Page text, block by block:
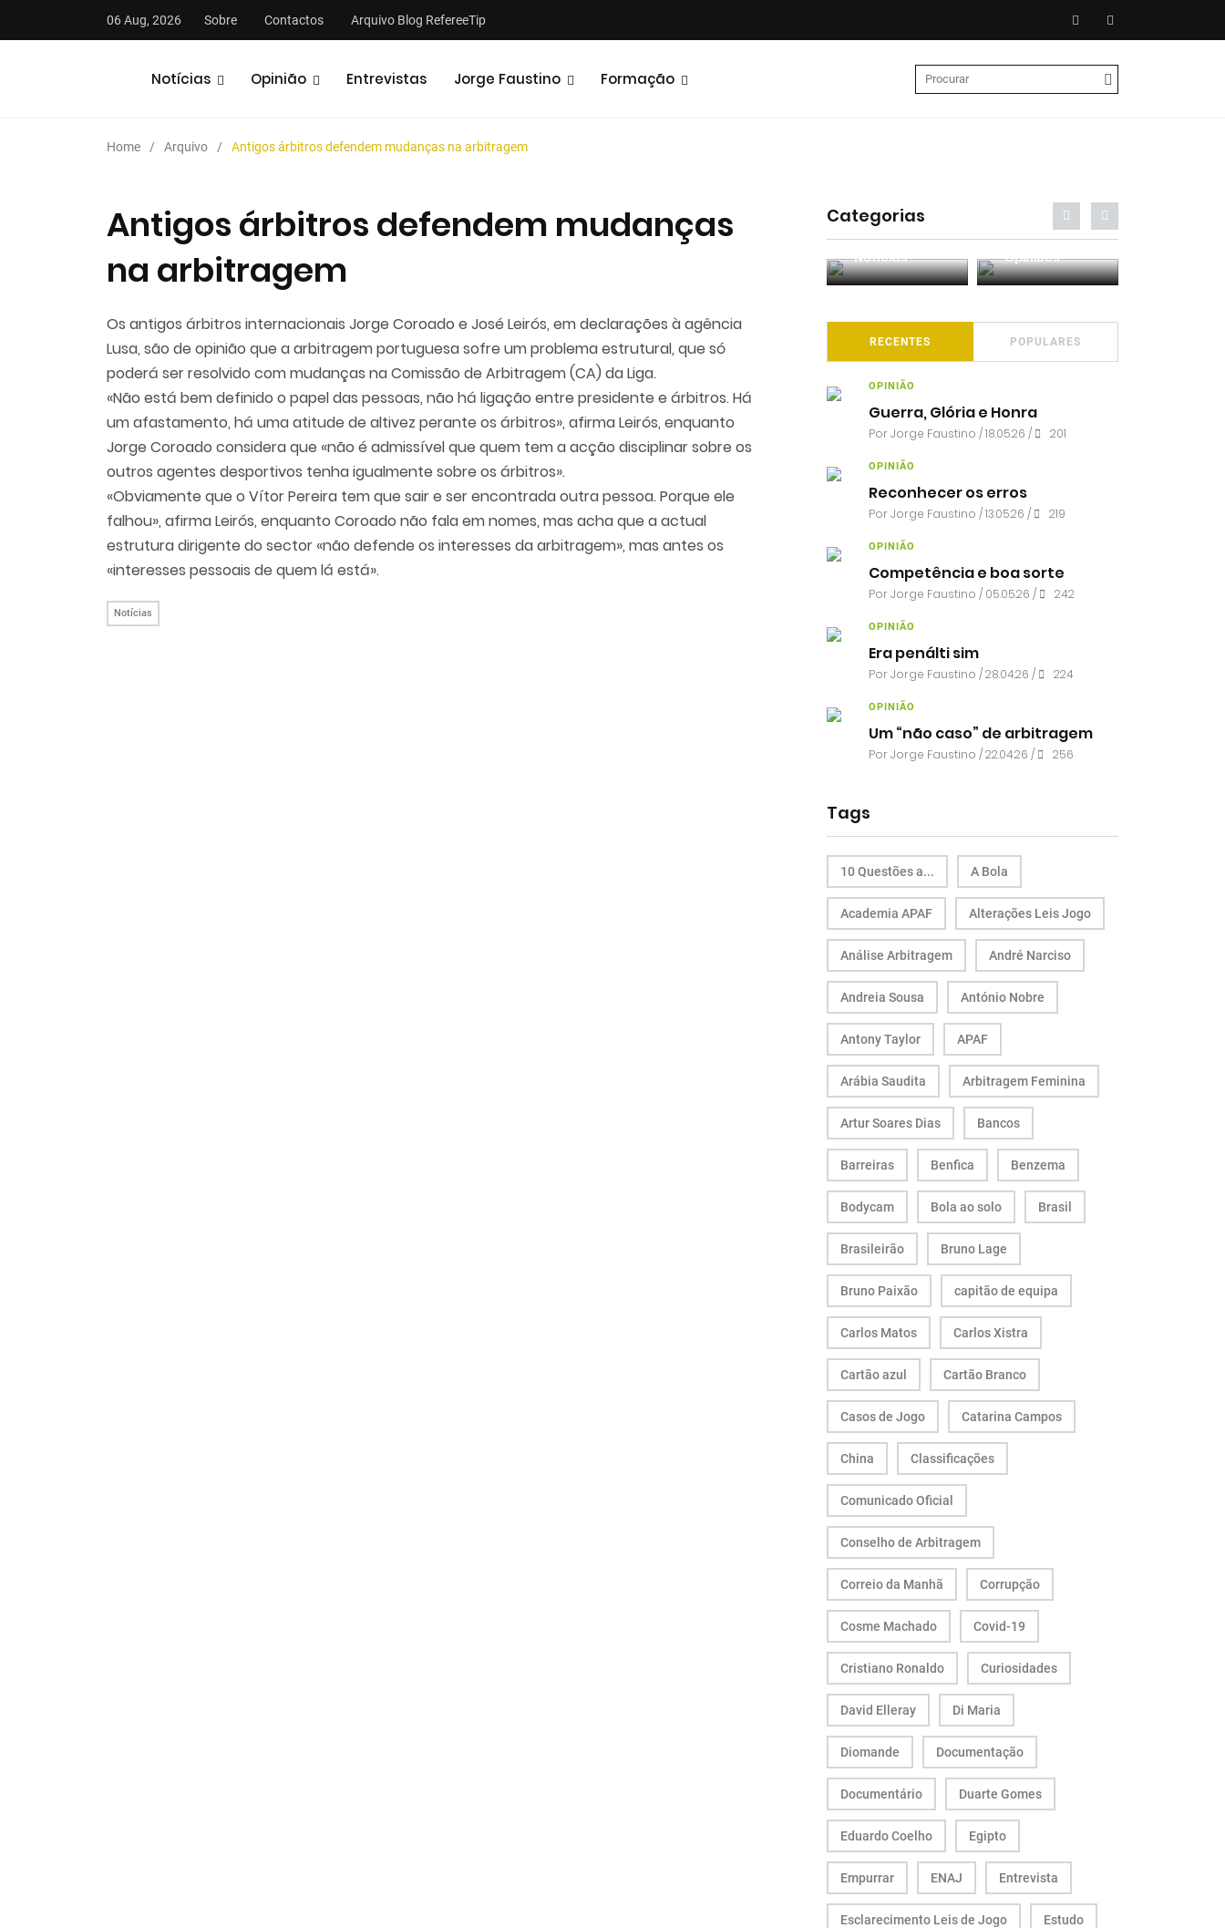
06 Aug, 2026 Sobre Contactos Arquivo Blog RefereeTip
Notícias Opinião Entrevistas Jorge Faustino Formação
Home Arquivo Antigos árbitros defendem mudanças na arbitragem
Antigos árbitros defendem mudanças
na arbitragem
Os antigos árbitros internacionais Jorge Coroado e José Leirós, em declarações à agência
Lusa, são de opinião que a arbitragem portuguesa sofre um problema estrutural, que só
poderá ser resolvido com mudanças na Comissão de Arbitragem (CA) da Liga.
«Não está bem definido o papel das pessoas, não há ligação entre presidente e árbitros. Há
um afastamento, há uma atitude de altivez perante os árbitros», afirma Leirós, enquanto
Jorge Coroado considera que «não é admissível que quem tem a acção disciplinar sobre os
outros agentes desportivos tenha igualmente sobre os árbitros».
«Obviamente que o Vítor Pereira tem que sair e ser encontrada outra pessoa. Porque ele
falhou», afirma Leirós, enquanto Coroado não fala em nomes, mas acha que a actual
estrutura dirigente do sector «não defende os interesses da arbitragem», mas antes os
«interesses pessoais de quem lá está».
Notícias
Categorias
Entrevistas Análises
RECENTES POPULARES
OPINIÃO
Guerra, Glória e Honra
PorJorge Faustino / 18.05.26 / 201
OPINIÃO
Reconhecer os erros
PorJorge Faustino / 13.05.26 / 219
OPINIÃO
Competência e boa sorte
PorJorge Faustino / 05.05.26 / 242
OPINIÃO
Era penálti sim
PorJorge Faustino / 28.04.26 / 224
OPINIÃO
Um “não caso” de arbitragem
PorJorge Faustino / 22.04.26 / 256
Tags
10 Questões a... A Bola
Academia APAF Alterações Leis Jogo
Análise Arbitragem André Narciso
Andreia Sousa António Nobre
Antony Taylor APAF
Arábia Saudita Arbitragem Feminina
Artur Soares Dias Bancos
Barreiras Benfica Benzema
Bodycam Bola ao solo Brasil
Brasileirão Bruno Lage
Bruno Paixão capitão de equipa
Carlos Matos Carlos Xistra
Cartão azul Cartão Branco
Casos de Jogo Catarina Campos
China Classificações
Comunicado Oficial
Conselho de Arbitragem
Correio da Manhã Corrupção
Cosme Machado Covid-19
Cristiano Ronaldo Curiosidades
David Elleray Di Maria
Diomande Documentação
Documentário Duarte Gomes
Eduardo Coelho Egipto
Empurrar ENAJ Entrevista
Esclarecimento Leis de Jogo Estudo